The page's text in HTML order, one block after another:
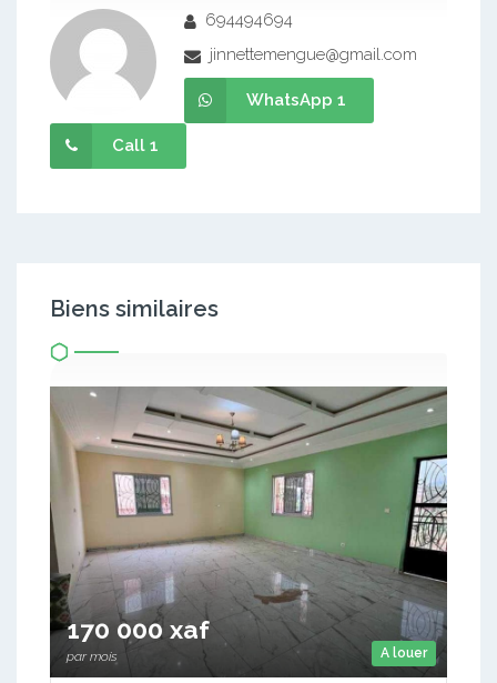
694494694
jinnettemengue@gmail.com
WhatsApp 1
Call 1
Biens similaires
A louer
170 000 xaf
par mois